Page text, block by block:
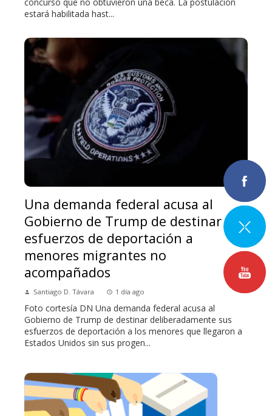
estará habilitada hast...
Una demanda federal acusa al
Gobierno de Trump de destinar sus
esfuerzos de deportación a
menores migrantes no
acompañados
Santiago D. Távara 1 día ago
Foto cortesía DN Una demanda federal acusa al
Gobierno de Trump de destinar deliberadamente sus
esfuerzos de deportación a los menores que llegaron a
Estados Unidos sin sus progen...